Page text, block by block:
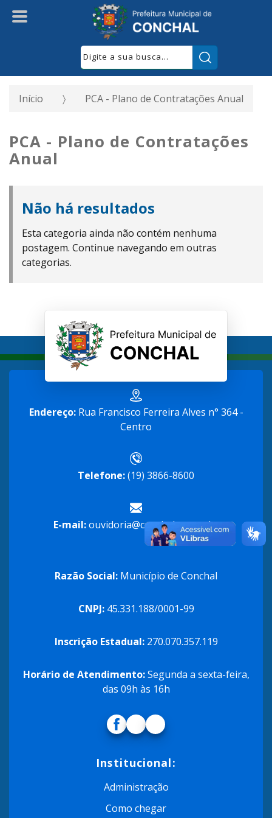
Início PCA - Plano de Contratações Anual
PCA - Plano de Contratações
Anual
Não há resultados
Esta categoria ainda não contém nenhuma
postagem. Continue navegando em outras
categorias.
Endereço:Rua Francisco Ferreira Alves n° 364 -
Centro
Telefone:(19) 3866-8600
E-mail:ouvidoria@conchal.sp.gov.br
Razão Social: Município de Conchal
CNPJ:45.331.188/0001-99
Inscrição Estadual:270.070.357.119
Horário de Atendimento:Segunda a sexta-feira,
das 09h às 16h
Institucional:
Administração
Como chegar